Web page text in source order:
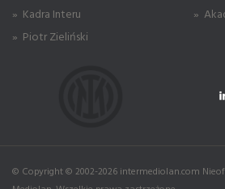
» Kadra Interu
» Piotr Zieliński
»
© Copyright © 2002-2026 intermediolan.com